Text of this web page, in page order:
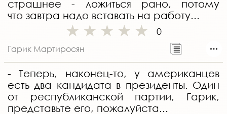
страшнее - ложиться рано, потому
что завтра надо вставать на работу...
0
Гарик Мартиросян
- Теперь, наконец-то, у американцев
есть два кандидата в президенты. Один
от республиканской партии, Гарик,
представьте его, пожалуйста...